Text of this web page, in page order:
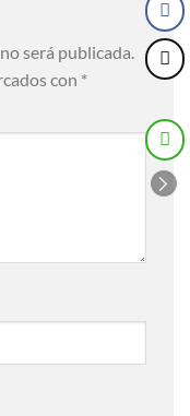
será publicada.
con *